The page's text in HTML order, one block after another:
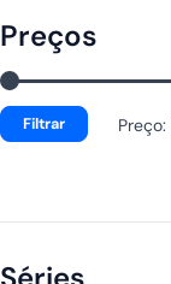
Preços
Filtrar Preço: